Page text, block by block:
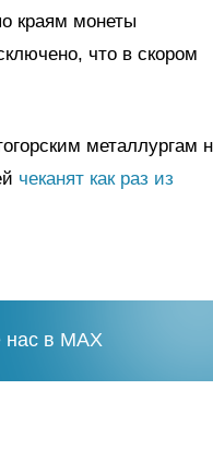
краям монеты
что в скором
металлургам
чеканят как раз из
нас в MAX